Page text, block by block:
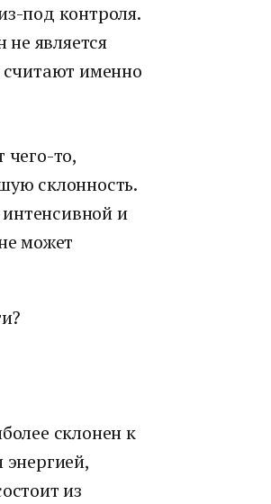
под контроля.
является
считают именно
то,
склонность.
интенсивной и
может
склонен к
из